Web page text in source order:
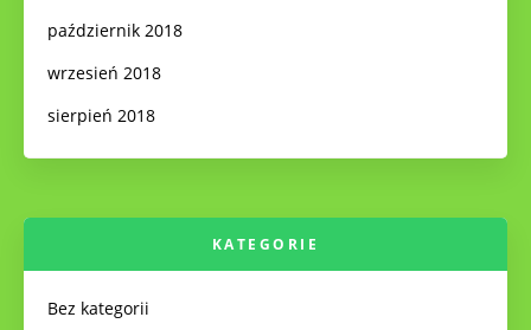
październik 2018
wrzesień 2018
sierpień 2018
KATEGORIE
Bez kategorii